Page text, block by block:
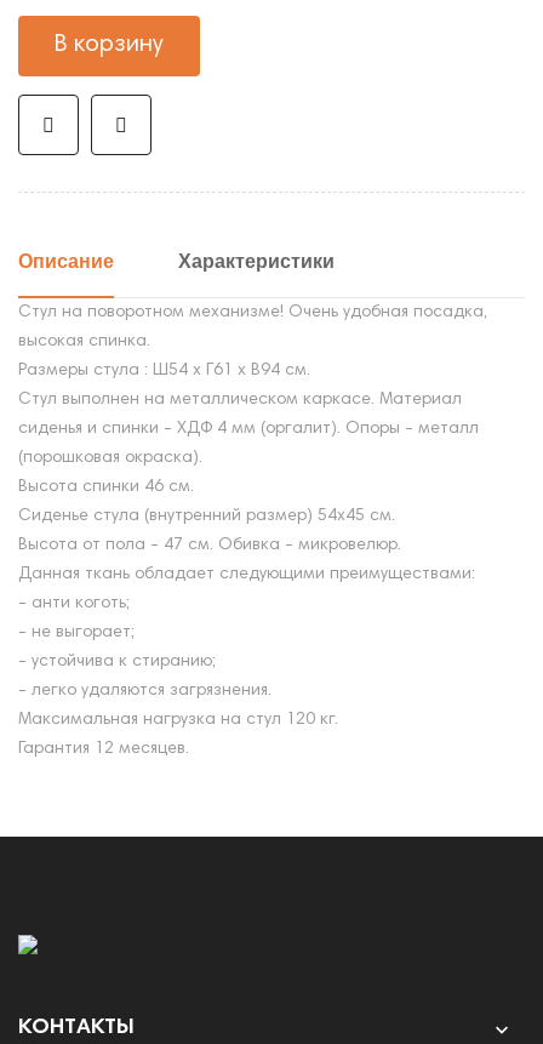
В корзину
Описание Характеристики
Стул на поворотном механизме! Очень удобная посадка,
высокая спинка.
Размеры стула : Ш54 х Г61 х В94 см.
Стул выполнен на металлическом каркасе. Материал
сиденья и спинки - ХДФ 4 мм (оргалит). Опоры - металл
(порошковая окраска).
Высота спинки 46 см.
Сиденье стула (внутренний размер) 54х45 см.
Высота от пола - 47 см. Обивка - микровелюр.
Данная ткань обладает следующими преимуществами:
- анти коготь;
- не выгорает;
- устойчива к стиранию;
- легко удаляются загрязнения.
Максимальная нагрузка на стул 120 кг.
Гарантия 12 месяцев.
КОНТАКТЫ 